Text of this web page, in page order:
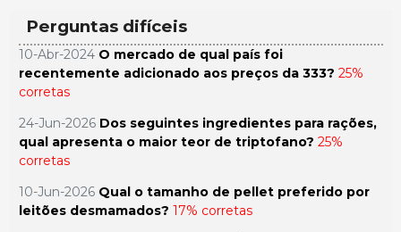
Perguntas difíceis
10-Abr-2024 O mercado de qual país foi
recentemente adicionado aos preços da 333? 25%
corretas
24-Jun-2026 Dos seguintes ingredientes para rações,
qual apresenta o maior teor de triptofano? 25%
corretas
10-Jun-2026 Qual o tamanho de pellet preferido por
leitões desmamados? 17% corretas